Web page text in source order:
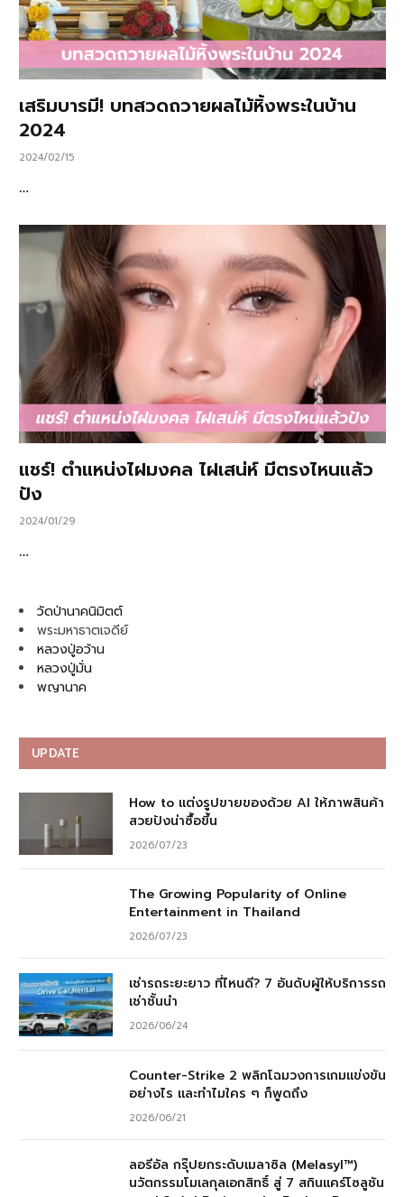
เสริมบารมี! บทสวดถวายผลไม้หิ้งพระในบ้าน
2024
2024/02/15
…
แชร์! ตำแหน่งไฝมงคล ไฝเสน่ห์ มีตรงไหนแล้ว
ปัง
2024/01/29
…
วัดป่านาคนิมิตต์
พระมหาธาตเจดีย์
หลวงปู่อว้าน
หลวงปู่มั่น
พญานาค
UPDATE
How to แต่งรูปขายของด้วย AI ให้ภาพสินค้า
สวยปังน่าซื้อขึ้น
2026/07/23
The Growing Popularity of Online
Entertainment in Thailand
2026/07/23
เช่ารถระยะยาว ที่ไหนดี? 7 อันดับผู้ให้บริการรถ
เช่าชั้นนำ
2026/06/24
Counter-Strike 2 พลิกโฉมวงการเกมแข่งขัน
อย่างไร และทำไมใคร ๆ ก็พูดถึง
2026/06/21
ลอรีอัล กรุ๊ปยกระดับเมลาซิล (Melasyl™)
นวัตกรรมโมเลกุลเอกสิทธิ์ สู่ 7 สกินแคร์โซลูชัน